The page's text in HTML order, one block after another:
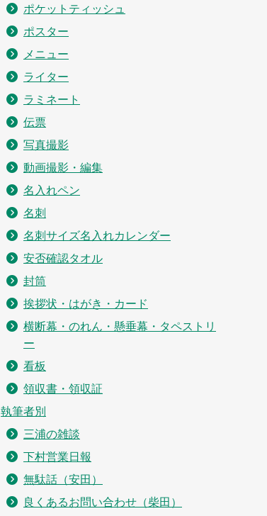
ポケットティッシュ
ポスター
メニュー
ライター
ラミネート
伝票
写真撮影
動画撮影・編集
名入れペン
名刺
名刺サイズ名入れカレンダー
安否確認タオル
封筒
挨拶状・はがき・カード
横断幕・のれん・懸垂幕・タペストリ
ー
看板
領収書・領収証
執筆者別
三浦の雑談
下村営業日報
無駄話（安田）
良くあるお問い合わせ（柴田）